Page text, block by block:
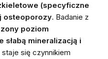
(specyficzne
osteoporozy. Badanie z
poziom
słabą mineralizacją i
staje się czynnikiem